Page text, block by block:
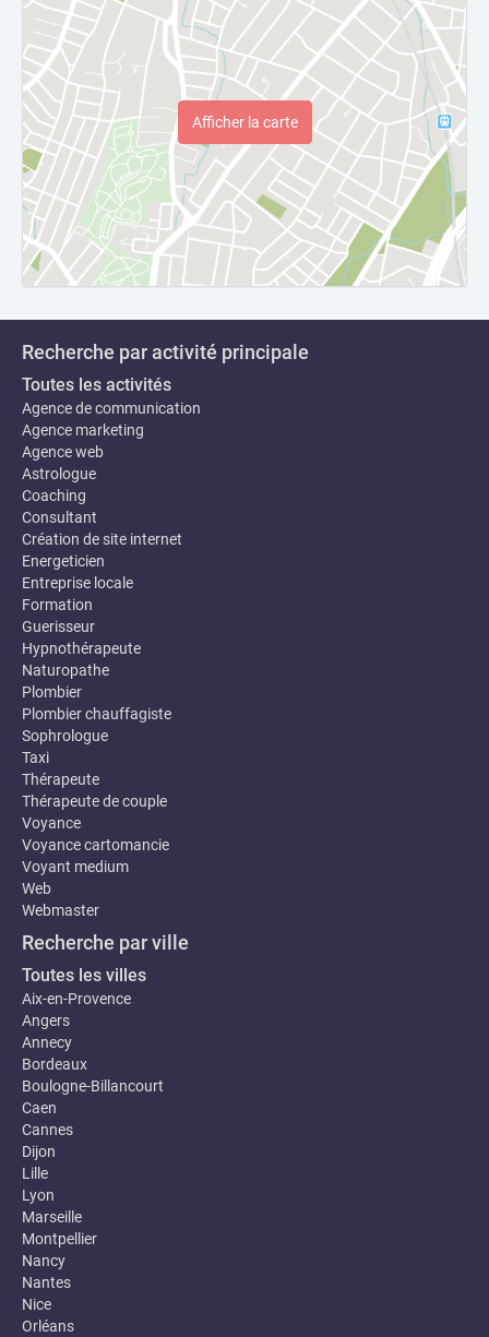
Afficher la carte
Recherche par activité principale
Toutes les activités
Agence de communication
Agence marketing
Agence web
Astrologue
Coaching
Consultant
Création de site internet
Energeticien
Entreprise locale
Formation
Guerisseur
Hypnothérapeute
Naturopathe
Plombier
Plombier chauffagiste
Sophrologue
Taxi
Thérapeute
Thérapeute de couple
Voyance
Voyance cartomancie
Voyant medium
Web
Webmaster
Recherche par ville
Toutes les villes
Aix-en-Provence
Angers
Annecy
Bordeaux
Boulogne-Billancourt
Caen
Cannes
Dijon
Lille
Lyon
Marseille
Montpellier
Nancy
Nantes
Nice
Orléans